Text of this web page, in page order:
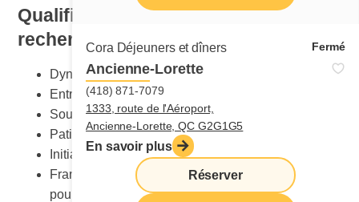
Cora Déjeuners et dîners Fermé
Ancienne-Lorette
(418) 871-7079
1333, route de l'Aéroport,
Ancienne-Lorette, QC G2G1G5
En savoir plus
Réserver
Qualification et compétences
recherchées
Dynamisme
Entregent
Sourire
Patience
Initiative et aptitude au travail d’équipe
Français et Anglais conversationnel de restauration
pour servir et conseiller les clients.